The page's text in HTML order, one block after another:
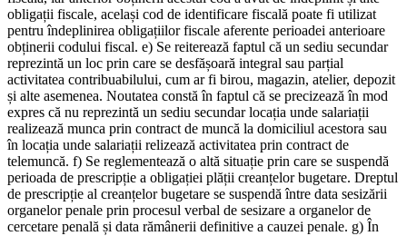
obligații fiscale, același cod de identificare fiscală poate fi utilizat
pentru îndeplinirea obligațiilor fiscale aferente perioadei anterioare
obținerii codului fiscal. e) Se reiterează faptul că un sediu secundar
reprezintă un loc prin care se desfășoară integral sau parțial
activitatea contribuabilului, cum ar fi birou, magazin, atelier, depozit
și alte asemenea. Noutatea constă în faptul că se precizează în mod
expres că nu reprezintă un sediu secundar locația unde salariații
realizează munca prin contract de muncă la domiciliul acestora sau
în locația unde salariații relizează activitatea prin contract de
telemuncă. f) Se reglementează o altă situație prin care se suspendă
perioada de prescripție a obligației plății creanțelor bugetare. Dreptul
de prescripție al creanțelor bugetare se suspendă între data sesizării
organelor penale prin procesul verbal de sesizare a organelor de
cercetare penală și data rămânerii definitive a cauzei penale. g) În